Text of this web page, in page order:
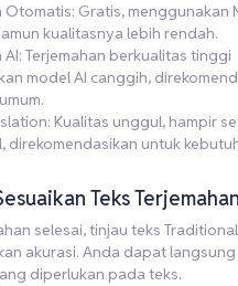
Otomatis: Gratis, menggunakan
kualitasnya lebih rendah.
AI: Terjemahan berkualitas tinggi
model AI canggih,
Kualitas unggul, hampir
direkomendasikan untuk
Teks Terjemahan
selesai, tinjau teks
akurasi. Anda dapat
diperlukan pada teks.